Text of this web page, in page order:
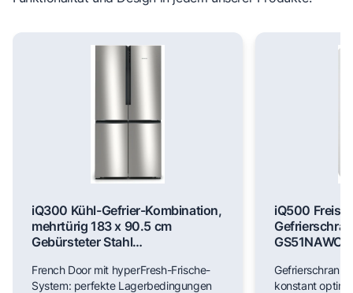
iQ300 Kühl-Gefrier-Kombination,
mehrtürig 183 x 90.5 cm
Gebürsteter Stahl
KF96NVPEA
French Door mit hyperFresh-Frische-
System: perfekte Lagerbedingungen
iQ500
GS51NAWCV
Gefrierschrank
konstant